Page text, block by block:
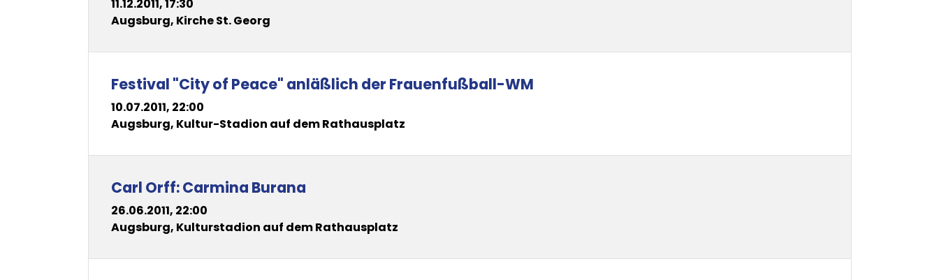
11.12.2011, 17:30
Augsburg, Kirche St. Georg
Festival "City of Peace" anläßlich der Frauenfußball-WM
10.07.2011, 22:00
Augsburg, Kultur-Stadion auf dem Rathausplatz
Carl Orff: Carmina Burana
26.06.2011, 22:00
Augsburg, Kulturstadion auf dem Rathausplatz